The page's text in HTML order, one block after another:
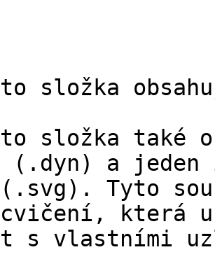
složka
složka také
(.dyn) a jeden
(.svg). Tyto
cvičení, která
s vlastními